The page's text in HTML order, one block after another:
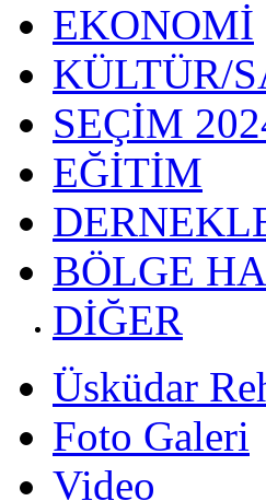
EKONOMİ
KÜLTÜR/
SEÇİM
EĞİTİM
BÖLGE
DİĞER
Üsküdar
Foto Galeri
Video